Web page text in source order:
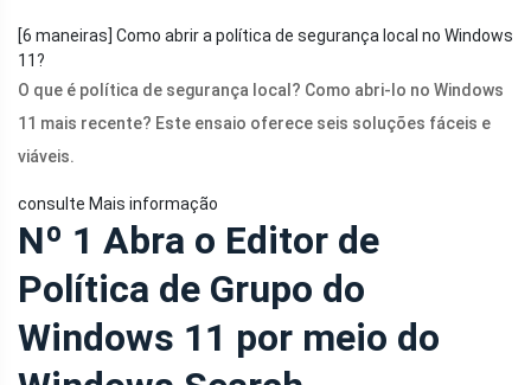
[6 maneiras] Como abrir a política de segurança local no Windows
11?
O que é política de segurança local? Como abri-lo no Windows
11 mais recente? Este ensaio oferece seis soluções fáceis e
viáveis.
consulte Mais informação
Nº 1 Abra o Editor de
Política de Grupo do
Windows 11 por meio do